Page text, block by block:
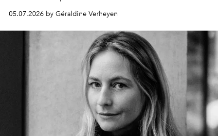
internationale et met la Belgique à l'honneur dans l'un
des concours de mode les plus influents au monde.
05.07.2026 by Géraldine Verheyen